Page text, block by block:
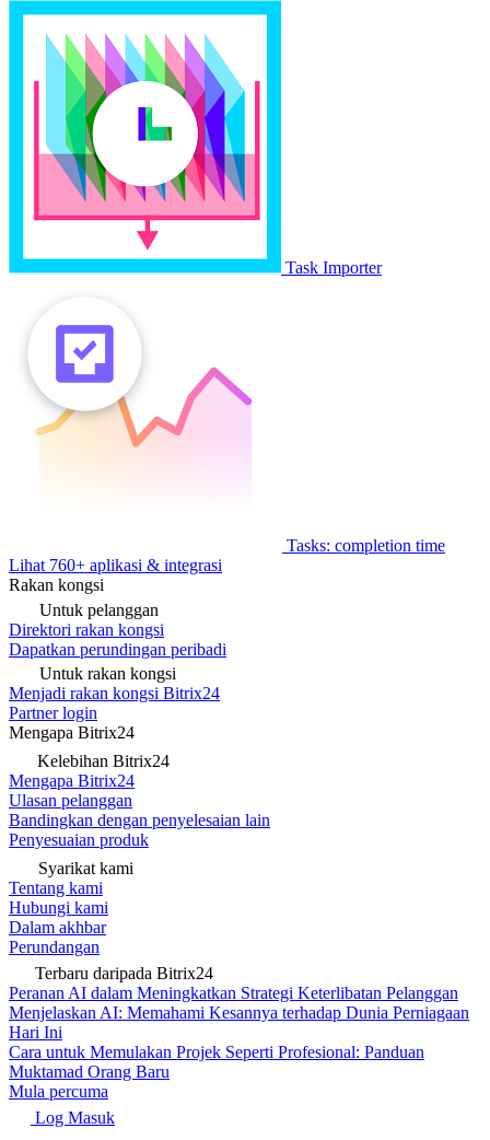
Task Importer
Tasks: completion time
Lihat 760+ aplikasi & integrasi
Rakan kongsi
Untuk pelanggan
Direktori rakan kongsi
Dapatkan perundingan peribadi
Untuk rakan kongsi
Menjadi rakan kongsi Bitrix24
Partner login
Mengapa Bitrix24
Kelebihan Bitrix24
Mengapa Bitrix24
Ulasan pelanggan
Bandingkan dengan penyelesaian lain
Penyesuaian produk
Syarikat kami
Tentang kami
Hubungi kami
Dalam akhbar
Perundangan
Terbaru daripada Bitrix24
Peranan AI dalam Meningkatkan Strategi Keterlibatan Pelanggan
Menjelaskan AI: Memahami Kesannya terhadap Dunia Perniagaan
Hari Ini
Cara untuk Memulakan Projek Seperti Profesional: Panduan
Muktamad Orang Baru
Mula percuma
Log Masuk